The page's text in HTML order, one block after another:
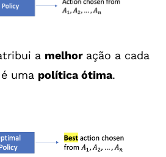
a melhor ação a cada
uma política ótima.